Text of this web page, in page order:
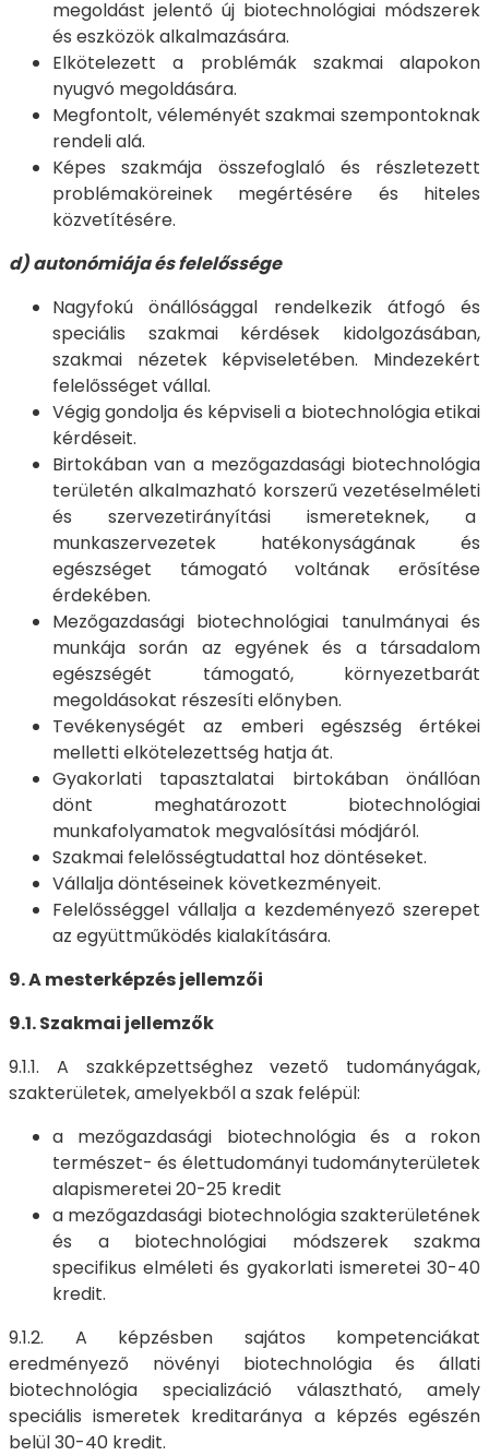
megoldást jelentő új biotechnológiai módszerek
és eszközök alkalmazására.
Elkötelezett a problémák szakmai alapokon
nyugvó megoldására.
Megfontolt, véleményét szakmai szempontoknak
rendeli alá.
Képes szakmája összefoglaló és részletezett
problémaköreinek megértésére és hiteles
közvetítésére.
d) autonómiája és felelőssége
Nagyfokú önállósággal rendelkezik átfogó és
speciális szakmai kérdések kidolgozásában,
szakmai nézetek képviseletében. Mindezekért
felelősséget vállal.
Végig gondolja és képviseli a biotechnológia etikai
kérdéseit.
Birtokában van a mezőgazdasági biotechnológia
területén alkalmazható korszerű vezetéselméleti
és szervezetirányítási ismereteknek, a
munkaszervezetek hatékonyságának és
egészséget támogató voltának erősítése
érdekében.
Mezőgazdasági biotechnológiai tanulmányai és
munkája során az egyének és a társadalom
egészségét támogató, környezetbarát
megoldásokat részesíti előnyben.
Tevékenységét az emberi egészség értékei
melletti elkötelezettség hatja át.
Gyakorlati tapasztalatai birtokában önállóan
dönt meghatározott biotechnológiai
munkafolyamatok megvalósítási módjáról.
Szakmai felelősségtudattal hoz döntéseket.
Vállalja döntéseinek következményeit.
Felelősséggel vállalja a kezdeményező szerepet
az együttműködés kialakítására.
9. A mesterképzés jellemzői
9.1. Szakmai jellemzők
9.1.1. A szakképzettséghez vezető tudományágak,
szakterületek, amelyekből a szak felépül:
a mezőgazdasági biotechnológia és a rokon
természet- és élettudományi tudományterületek
alapismeretei 20-25 kredit
a mezőgazdasági biotechnológia szakterületének
és a biotechnológiai módszerek szakma
specifikus elméleti és gyakorlati ismeretei 30-40
kredit.
9.1.2. A képzésben sajátos kompetenciákat
eredményező növényi biotechnológia és állati
biotechnológia specializáció választható, amely
speciális ismeretek kreditaránya a képzés egészén
belül 30-40 kredit.